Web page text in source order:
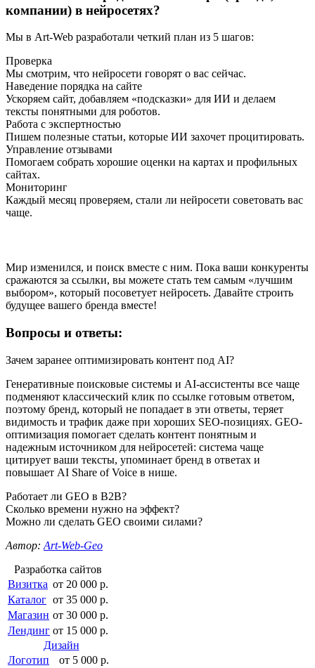
компании) в нейросетях?
Мы в Art-Web разработали четкий план из 5 шагов:
Проверка
Мы смотрим, что нейросети говорят о вас сейчас.
Наведение порядка на сайте
Ускоряем сайт, добавляем «подсказки» для ИИ и делаем
тексты понятными для роботов.
Работа с экспертностью
Пишем полезные статьи, которые ИИ захочет процитировать.
Управление отзывами
Помогаем собрать хорошие оценки на картах и профильных
сайтах.
Мониторинг
Каждый месяц проверяем, стали ли нейросети советовать вас
чаще.
Мир изменился, и поиск вместе с ним. Пока ваши конкуренты
сражаются за ссылки, вы можете стать тем самым «лучшим
выбором», который посоветует нейросеть. Давайте строить
будущее вашего бренда вместе!
Вопросы и ответы:
Зачем заранее оптимизировать контент под AI?
Генеративные поисковые системы и AI-ассистенты все чаще
подменяют классический клик по ссылке готовым ответом,
поэтому бренд, который не попадает в эти ответы, теряет
видимость и трафик даже при хороших SEO-позициях. GEO-
оптимизация помогает сделать контент понятным и
надежным источником для нейросетей: система чаще
цитирует ваши тексты, упоминает бренд в ответах и
повышает AI Share of Voice в нише.
Работает ли GEO в B2B?
Сколько времени нужно на эффект?
Можно ли сделать GEO своими силами?
Автор: Art-Web-Geo
Разработка сайтов
Визитка от 20 000 р.
Каталог от 35 000 р.
Магазин от 30 000 р.
Лендинг от 15 000 р.
Дизайн
Логотип
от 5 000 р.